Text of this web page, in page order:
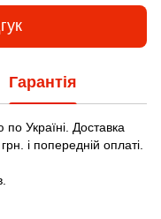
Гарантія
Україні. Доставка
і попередній оплаті.